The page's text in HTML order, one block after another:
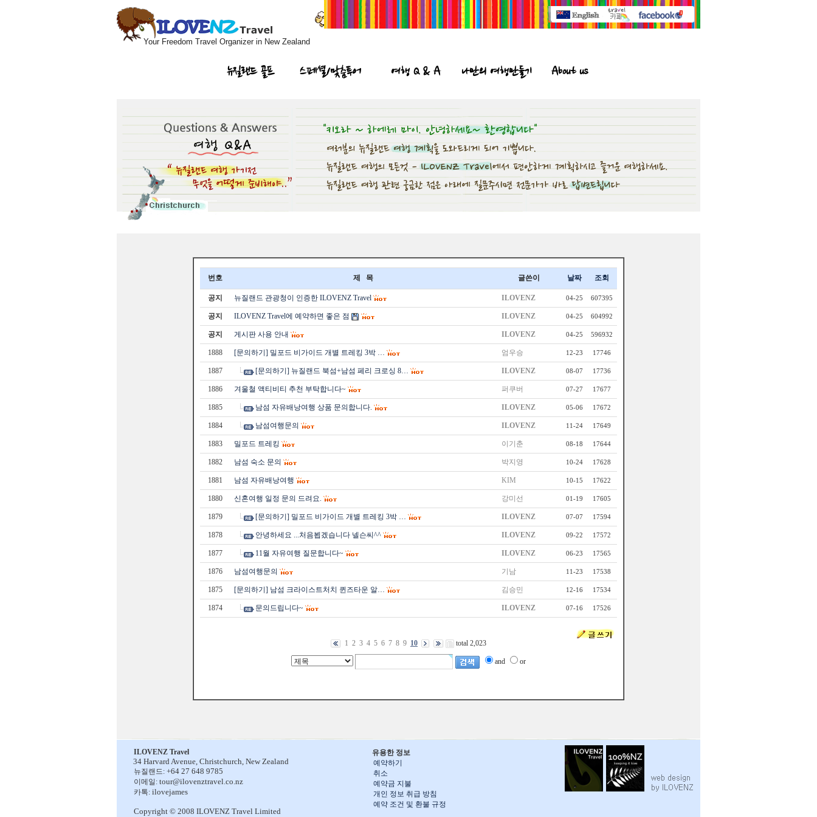
Your Freedom Travel Organizer in New Zealand
뉴질랜드 골프 스페셜/맞춤투어 여행 Q & A 나만의 여행만들기 About us
번호 제 목 글쓴이 날짜 조회
공지 뉴질랜드 관광청이 인증한 ILOVENZ Travel ILOVENZ 04-25 607395
공지 ILOVENZ Travel에 예약하면 좋은 점 ILOVENZ 04-25 604992
공지 게시판 사용 안내 ILOVENZ 04-25 596932
1888 [문의하기] 밀포드 비가이드 개별 트레킹 3박 … 엄우승 12-23 17746
1887 [문의하기] 뉴질랜드 북섬+남섬 페리 크로싱 8… ILOVENZ 08-07 17736
1886 겨울철 액티비티 추천 부탁합니다~ 퍼쿠버 07-27 17677
1885 남섬 자유배낭여행 상품 문의합니다. ILOVENZ 05-06 17672
1884 남섬여행문의 ILOVENZ 11-24 17649
1883 밀포드 트레킹 이기춘 08-18 17644
1882 남섬 숙소 문의 박지영 10-24 17628
1881 남섬 자유배낭여행 KIM 10-15 17622
1880 신혼여행 일정 문의 드려요. 강미선 01-19 17605
1879 [문의하기] 밀포드 비가이드 개별 트레킹 3박 … ILOVENZ 07-07 17594
1878 안녕하세요 ...처음뵙겠습니다 넬슨씨^^ ILOVENZ 09-22 17572
1877 11월 자유여행 질문합니다~ ILOVENZ 06-23 17565
1876 남섬여행문의 기남 11-23 17538
1875 [문의하기] 남섬 크라이스트처치 퀸즈타운 알… 김승민 12-16 17534
1874 문의드립니다~ ILOVENZ 07-16 17526
1 2 3 4 5 6 7 8 9 10 total 2,023
and or
유용한 정보
예약하기
취소
예약금 지불
개인 정보 취급 방침
예약 조건 및 환불 규정
ILOVENZ Travel
34 Harvard Avenue, Christchurch, New Zealand
뉴질랜드: +64 27 648 9785
이메일: tour@ilovenztravel.co.nz
카톡: ilovejames
Copyright © 2008 ILOVENZ Travel Limited